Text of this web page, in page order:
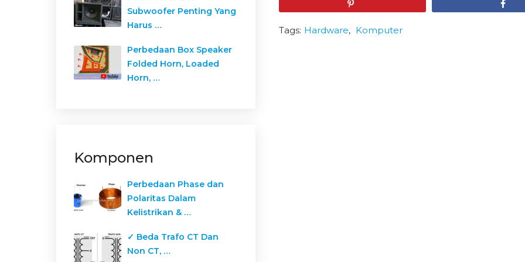
Tags: Hardware, Komputer
Subwoofer Penting Yang
Harus …
Perbedaan Box Speaker
Folded Horn, Loaded
Horn, …
Komponen
Perbedaan Phase dan
Polaritas Dalam
Kelistrikan & …
✓ Beda Trafo CT Dan
Non CT, …